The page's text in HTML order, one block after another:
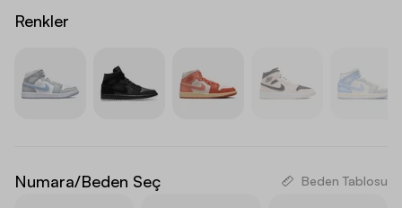
Renkler
Numara/Beden Seç Beden Tablosu